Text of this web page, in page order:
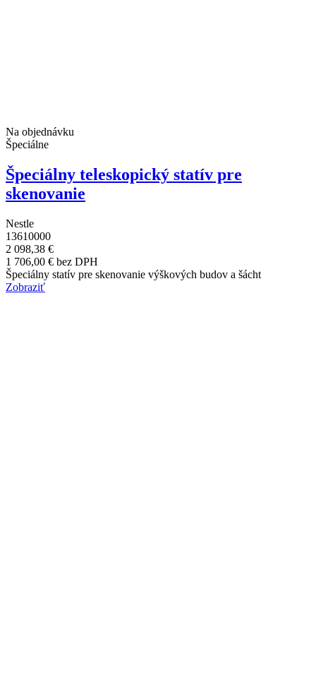
Na objednávku
Špeciálne
Špeciálny teleskopický statív pre
skenovanie
Nestle
13610000
2 098,38 €
1 706,00 € bez DPH
Špeciálny statív pre skenovanie výškových budov a šácht
Zobraziť